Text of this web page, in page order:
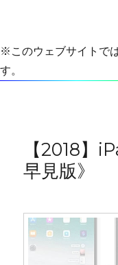
※このウェブサイトで
す。
【2018】
早見版》